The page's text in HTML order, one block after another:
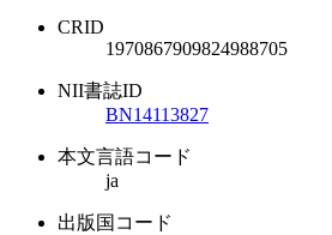
CRID
1970867909824988705
NII書誌ID
BN14113827
本文言語コード
ja
出版国コード